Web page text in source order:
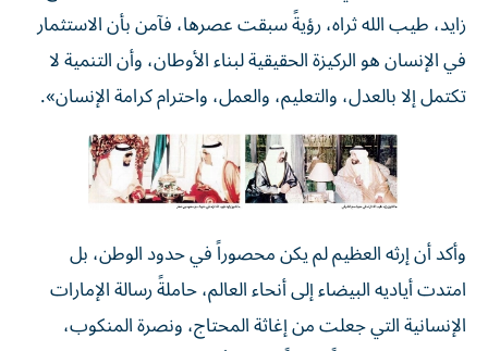
زايد، طيب الله ثراه، رؤيةً سبقت عصرها، فآمن بأن الاستثمار
في الإنسان هو الركيزة الحقيقية لبناء الأوطان، وأن التنمية لا
تكتمل إلا بالعدل، والتعليم، والعمل، واحترام كرامة الإنسان».
وأكد أن إرثه العظيم لم يكن محصوراً في حدود الوطن، بل
امتدت أياديه البيضاء إلى أنحاء العالم، حاملةً رسالة الإمارات
الإنسانية التي جعلت من إغاثة المحتاج، ونصرة المنكوب،